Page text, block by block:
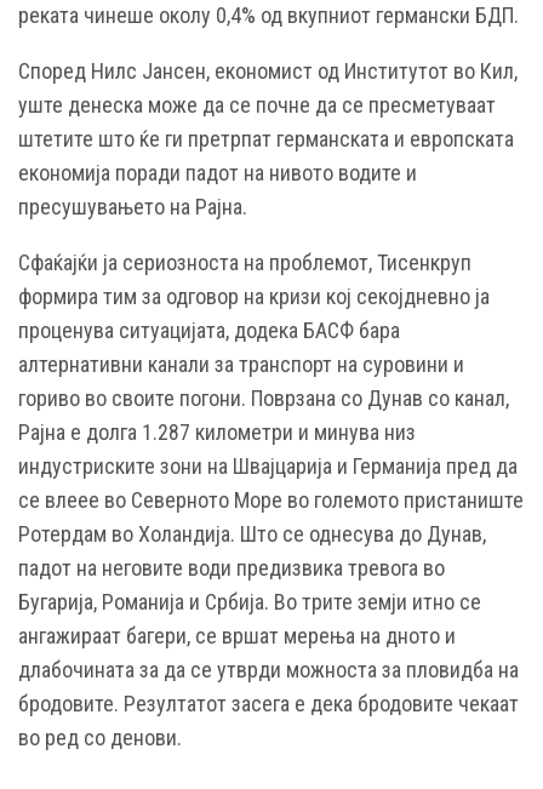
реката чинеше околу 0,4% од вкупниот германски БДП.
Според Нилс Јансен, економист од Институтот во Кил,
уште денеска може да се почне да се пресметуваат
штетите што ќе ги претрпат германската и европската
економија поради падот на нивото водите и
пресушувањето на Рајна.
Сфаќајќи ја сериозноста на проблемот, Тисенкруп
формира тим за одговор на кризи кој секојдневно ја
проценува ситуацијата, додека БАСФ бара
алтернативни канали за транспорт на суровини и
гориво во своите погони. Поврзана со Дунав со канал,
Рајна е долга 1.287 километри и минува низ
индустриските зони на Швајцарија и Германија пред да
се влеее во Северното Море во големото пристаниште
Ротердам во Холандија. Што се однесува до Дунав,
падот на неговите води предизвика тревога во
Бугарија, Романија и Србија. Во трите земји итно се
ангажираат багери, се вршат мерења на дното и
длабочината за да се утврди можноста за пловидба на
бродовите. Резултатот засега е дека бродовите чекаат
во ред со денови.